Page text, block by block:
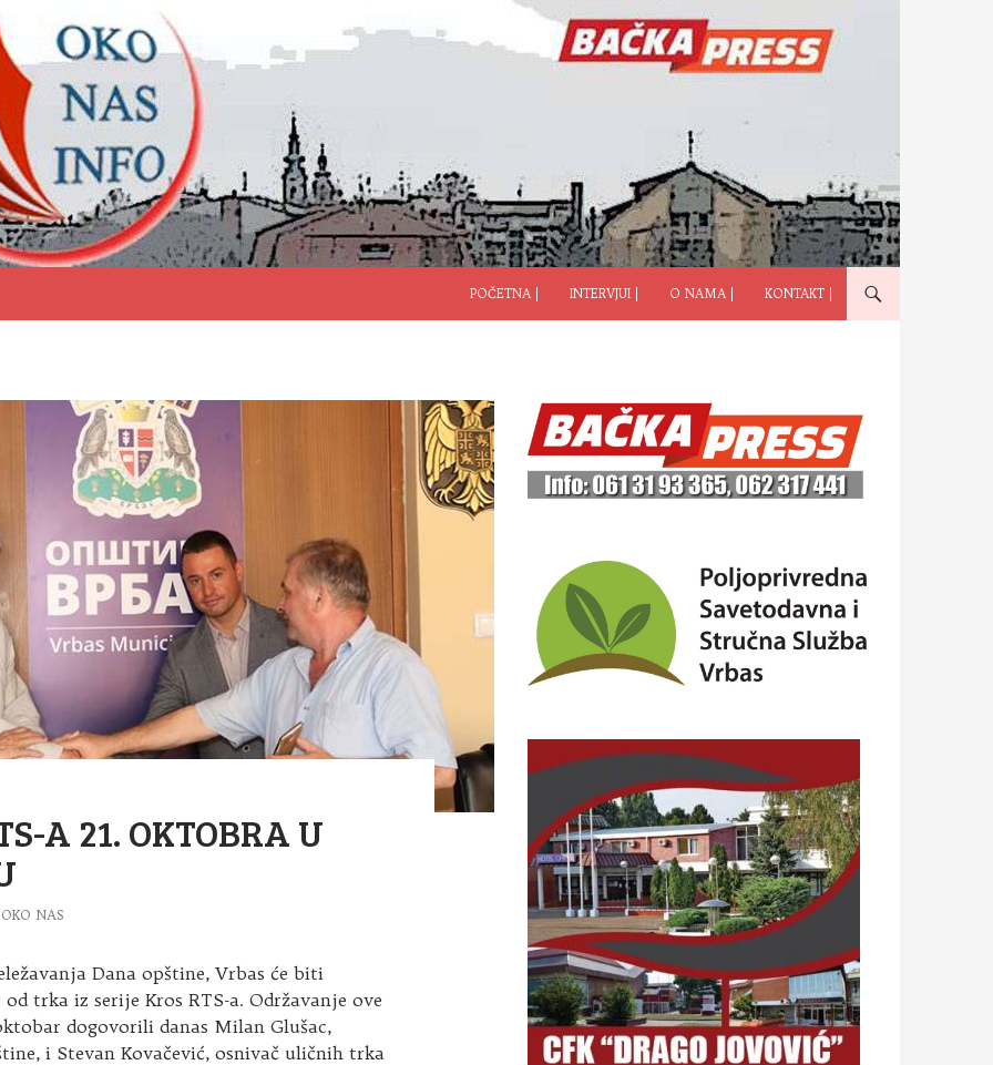
POČETNA |
INTERVJUI | O NAMA | KONTAKT |
A 21. OKTOBRA U
OKO NAS
Dana opštine, Vrbas će biti
trka iz serije Kros RTS-a. Održavanje ove
dogovorili danas Milan Glušac,
i Stevan Kovačević, osnivač uličnih trka